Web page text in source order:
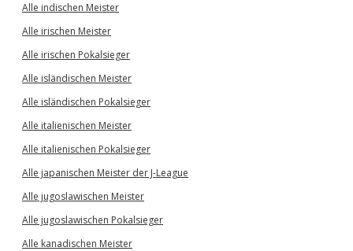
Alle indischen Meister
Alle irischen Meister
Alle irischen Pokalsieger
Alle isländischen Meister
Alle isländischen Pokalsieger
Alle italienischen Meister
Alle italienischen Pokalsieger
Alle japanischen Meister der J-League
Alle jugoslawischen Meister
Alle jugoslawischen Pokalsieger
Alle kanadischen Meister